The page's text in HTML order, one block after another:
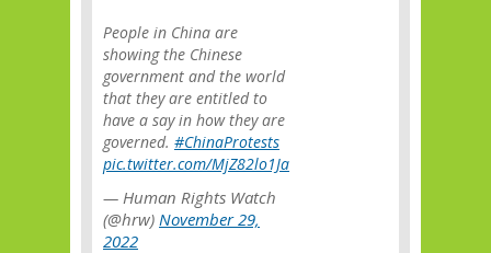
People in China are
showing the Chinese
government and the world
that they are entitled to
have a say in how they are
governed. #ChinaProtests
pic.twitter.com/MjZ82lo1Ja
— Human Rights Watch
(@hrw) November 29,
2022